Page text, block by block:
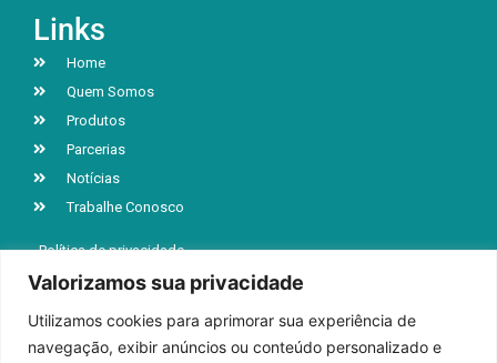
Valorizamos sua privacidade
Utilizamos cookies para aprimorar sua experiência de
navegação, exibir anúncios ou conteúdo personalizado e
Links
Home
Quem Somos
Produtos
Parcerias
Notícias
Trabalhe Conosco
Política de privacidade
R. Jacob Luchesi, n° 5039, Bairro Santa Lúcia
Caxias do Sul | RS | CEP 95032-000